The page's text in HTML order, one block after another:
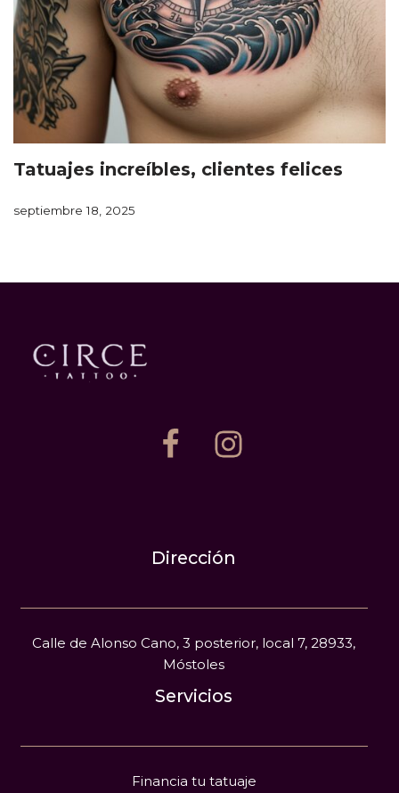
Tatuajes increíbles, clientes felices
septiembre 18, 2025
Dirección
Calle de Alonso Cano, 3 posterior, local 7, 28933,
Móstoles
Servicios
Financia tu tatuaje